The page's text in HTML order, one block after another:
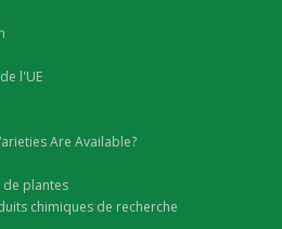
l'UE
Are Available?
de plantes
chimiques de recherche